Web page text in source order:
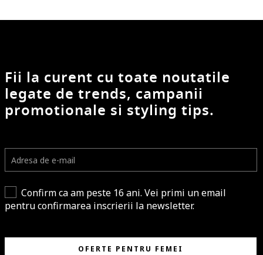
Fii la curent cu toate noutatile
legate de trends, campanii
promotionale si styling tips.
Confirm ca am peste 16 ani. Vei primi un email
pentru confirmarea inscrierii la newsletter.
OFERTE PENTRU FEMEI